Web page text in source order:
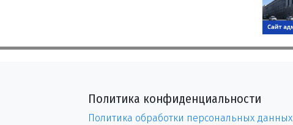
Политика конфиденциальности
Политика обработки персональных данных